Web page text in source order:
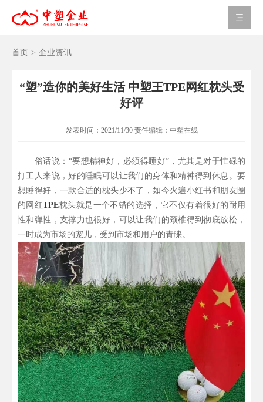
首页 > 企业资讯
“塑”造你的美好生活 中塑王TPE网红枕头受
好评
发表时间： 2021/11/30责任编辑： 中塑在线
俗话说：“要想精神好，必须得睡好”，尤其是对于忙碌的
打工人来说，好的睡眠可以让我们的身体和精神得到休息。要
想睡得好，一款合适的枕头少不了，如今火遍小红书和朋友圈
的网红TPE枕头就是一个不错的选择，它不仅有着很好的耐用
性和弹性，支撑力也很好，可以让我们的颈椎得到彻底放松，
一时成为市场的宠儿，受到市场和用户的青睐。